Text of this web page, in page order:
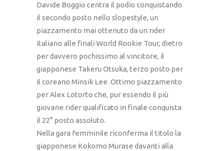
Davide Boggio centra il podio conquistando
il secondo posto nello slopestyle, un
piazzamento mai ottenuto da un rider
italiano alle finali World Rookie Tour, dietro
per davvero pochissimo al vincitore, il
giapponese Takeru Otsuka, terzo posto per
il coreano Minsik Lee. Ottimo piazzamento
per Alex Lotorto che, pur essendo il più
giovane rider qualificato in finale conquista
il 22° posto assoluto.
Nella gara femminile riconferma il titolo la
giapponese Kokomo Murase davanti alla